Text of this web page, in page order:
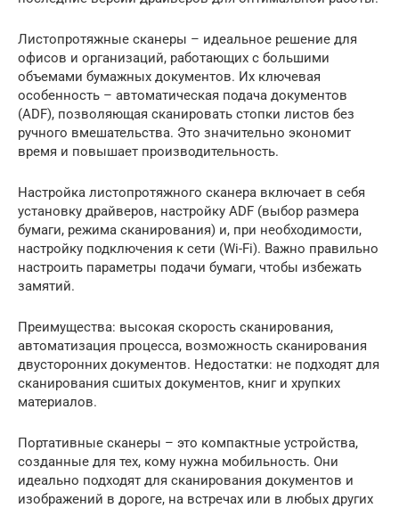
Листопротяжные сканеры – идеальное решение для
офисов и организаций, работающих с большими
объемами бумажных документов. Их ключевая
особенность – автоматическая подача документов
(ADF), позволяющая сканировать стопки листов без
ручного вмешательства. Это значительно экономит
время и повышает производительность.
Настройка листопротяжного сканера включает в себя
установку драйверов, настройку ADF (выбор размера
бумаги, режима сканирования) и, при необходимости,
настройку подключения к сети (Wi-Fi). Важно правильно
настроить параметры подачи бумаги, чтобы избежать
замятий.
Преимущества: высокая скорость сканирования,
автоматизация процесса, возможность сканирования
двусторонних документов. Недостатки: не подходят для
сканирования сшитых документов, книг и хрупких
материалов.
Портативные сканеры – это компактные устройства,
созданные для тех, кому нужна мобильность. Они
идеально подходят для сканирования документов и
изображений в дороге, на встречах или в любых других